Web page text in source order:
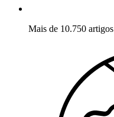
Mais de 10.750 artigos